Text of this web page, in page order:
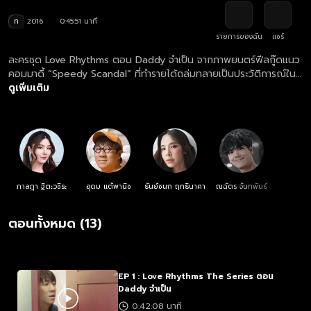
ท 2016
0:45:51 นาที
รายการของฉัน
แชร์
ละครชุด Love Rhythms ตอน Daddy จำเป็น จากภาพยนตร์ฟีลกู๊ดแนว
คอมมาดี้ “Speedy Scandal” ที่ทำรายได้ถล่มทลายเป็นประวัติการณ์ใน
เกาหลี สู่ซีรีส์ใสๆ หัวใจดนตรี “Love Rhythms” ตอน “Daddy จำเป็น”
แม้จะลั้ลลาแค่ไหน เคนก็ครองตัวเป็นดาราที่ดี ไม่เคยมีข่าวฉาว จนเป็นที่
หมั่นไส้ของนักข่าวบันเทิงที่มีอิทธิพลที่สุดในวงการ ซัมกุง (ดีเจเอกกี้ -
เอกชัย เอื้อสังคมเศรษฐ์) นักข่าวจอมแฉ ผู้ซึ่งปฏิญาณตนว่าจะหาเรื่อง
ฉาวของเคนมาแฉให้ได้ กระทั่งวันนึงก็มี ซิงเกิ้ลมัม คุณแม่ ม.สามกระต่าย
(สไมล์ - ภาลฎาฐิตะวชิระ) ที่กำลังตามหาพ่อ เข้ามาในชีวิตของเคน พร้อม
เป็นอะไร แล้วเรื่องนี้จะถึงซังกุงจอมแฉหรือไม่ ติดตามกันได้ใน แด๊ดดี้
จำเป็น
ดูเพิ่มเติม
ภาลฎา ฐิตะวชิระ อุดม แต้พานิช ธันย์ชนก ฤทธินาคา ณฉัตร จันทพันธ์
ตอนทั้งหมด (13)
EP 1 : Love Rhythms The Series ตอน
Daddy จำเป็น
0:42:08 นาที